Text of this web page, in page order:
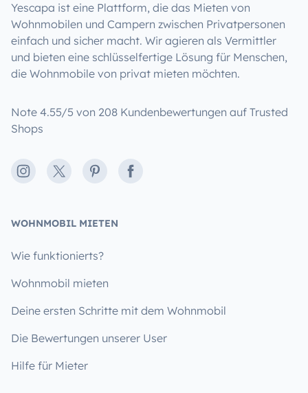
Yescapa ist eine Plattform, die das Mieten von
Wohnmobilen und Campern zwischen Privatpersonen
einfach und sicher macht. Wir agieren als Vermittler
und bieten eine schlüsselfertige Lösung für Menschen,
die Wohnmobile von privat mieten möchten.
Note 4.55/5 von 208 Kundenbewertungen auf Trusted
Shops
Instagram
X PinterestFacebook
WOHNMOBIL MIETEN
Wie funktionierts?
Wohnmobil mieten
Deine ersten Schritte mit dem Wohnmobil
Die Bewertungen unserer User
Hilfe für Mieter